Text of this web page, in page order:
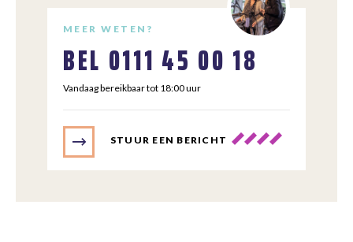
MEER WETEN?
BEL 0111 45 00 18
Vandaag bereikbaar tot 18:00 uur
STUUR EEN BERICHT